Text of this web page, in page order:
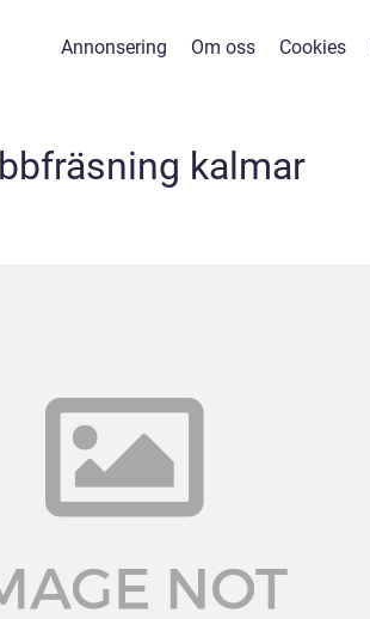
Annonsering Om oss Cookies
kalmar